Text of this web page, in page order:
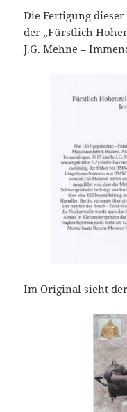
Die Fertigung
der „Fürstlich
J.G. Mehne –
Im Original sieht